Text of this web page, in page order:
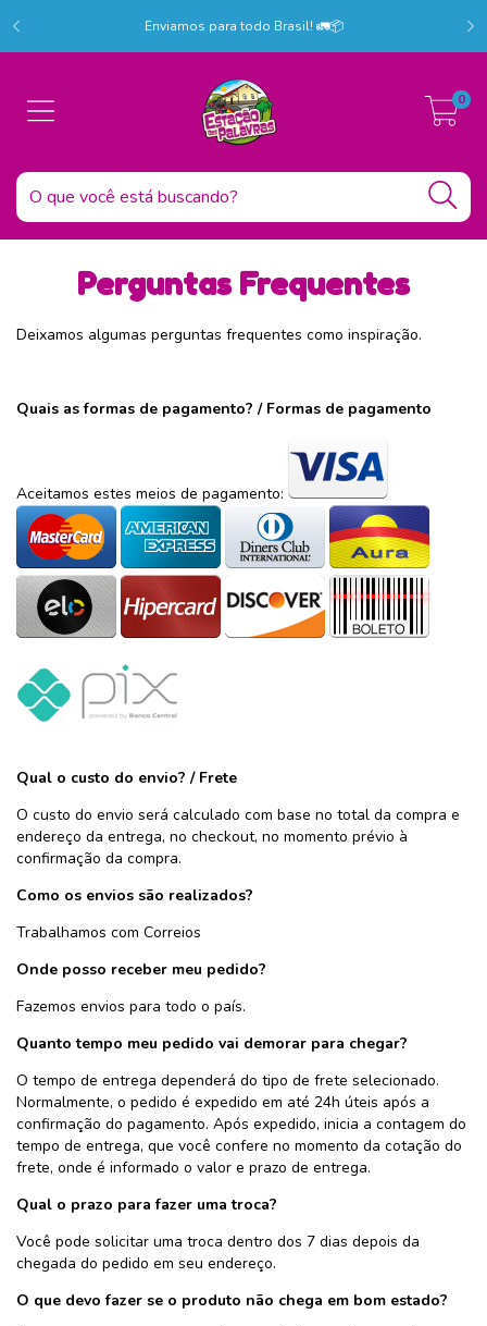
Enviamos para todo Brasil! 🚛📦
0
Perguntas Frequentes
Deixamos algumas perguntas frequentes como inspiração.
Quais as formas de pagamento? / Formas de pagamento
Aceitamos estes meios de pagamento:
Qual o custo do envio? / Frete
O custo do envio será calculado com base no total da compra e
endereço da entrega, no checkout, no momento prévio à
confirmação da compra.
Como os envios são realizados?
Trabalhamos com Correios
Onde posso receber meu pedido?
Fazemos envios para todo o país.
Quanto tempo meu pedido vai demorar para chegar?
O tempo de entrega dependerá do tipo de frete selecionado.
Normalmente, o pedido é expedido em até 24h úteis após a
confirmação do pagamento. Após expedido, inicia a contagem do
tempo de entrega, que você confere no momento da cotação do
frete, onde é informado o valor e prazo de entrega.
Qual o prazo para fazer uma troca?
Você pode solicitar uma troca dentro dos 7 dias depois da
chegada do pedido em seu endereço.
O que devo fazer se o produto não chega em bom estado?